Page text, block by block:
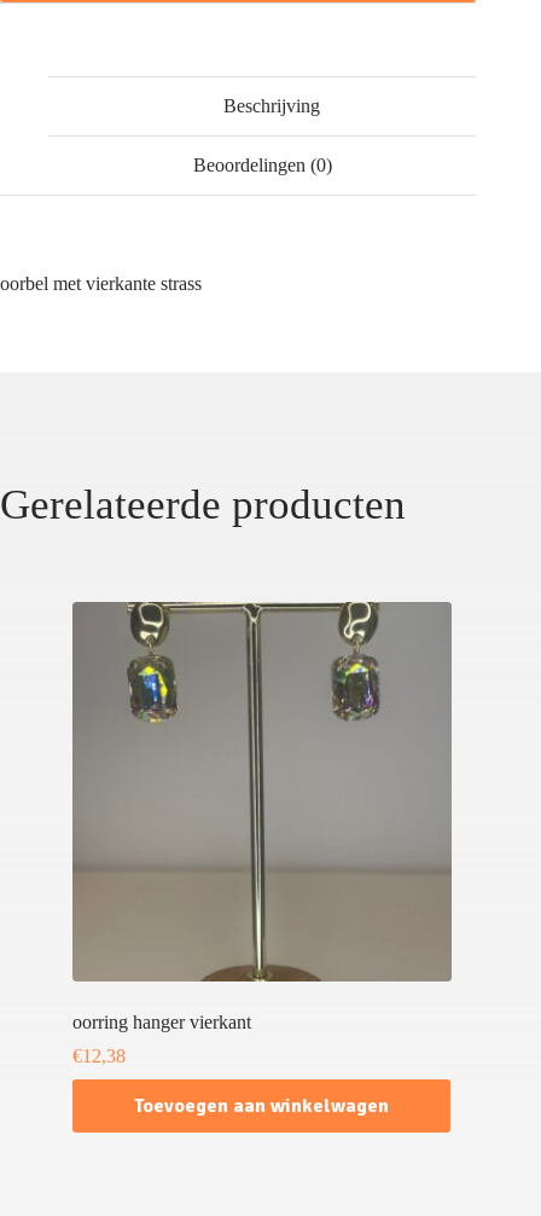
Beschrijving
Beoordelingen (0)
oorbel met vierkante strass
Gerelateerde producten
oorring hanger vierkant
€12,38
Toevoegen aan winkelwagen